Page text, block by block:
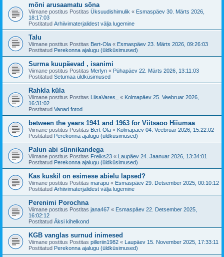
mõni arusaamatu sõna
Viimane postitus Postitas Üksuudishimulik « Esmaspäev 30. Märts 2026,
18:17:03
Postitatud Arhiivimaterjalidest välja lugemine
Talu
Viimane postitus Postitas Bert-Ola « Esmaspäev 23. Märts 2026, 09:26:03
Postitatud Perekonna ajalugu (üldküsimused)
Surma kuupäevad , isanimi
Viimane postitus Postitas Merlyn « Pühapäev 22. Märts 2026, 13:11:03
Postitatud Setumaa üldküsimused
Rahkla küla
Viimane postitus Postitas LiisaVares_ « Kolmapäev 25. Veebruar 2026,
16:31:02
Postitatud Vanad fotod
between the years 1941 and 1963 for Viitsaoo Hiiumaa
Viimane postitus Postitas Bert-Ola « Kolmapäev 04. Veebruar 2026, 15:22:02
Postitatud Perekonna ajalugu (üldküsimused)
Palun abi sünnikandega
Viimane postitus Postitas Freiks23 « Laupäev 24. Jaanuar 2026, 13:34:01
Postitatud Perekonna ajalugu (üldküsimused)
Kas kuskil on esimese abielu lapsed?
Viimane postitus Postitas marapu « Esmaspäev 29. Detsember 2025, 00:10:12
Postitatud Arhiivimaterjalidest välja lugemine
Perenimi Porochna
Viimane postitus Postitas jana467 « Esmaspäev 22. Detsember 2025,
16:02:12
Postitatud Äksi kihelkond
KGB vanglas surnud inimesed
Viimane postitus Postitas pilleriin1982 « Laupäev 15. November 2025, 17:33:11
Postitatud Perekonna ajalugu (üldküsimused)